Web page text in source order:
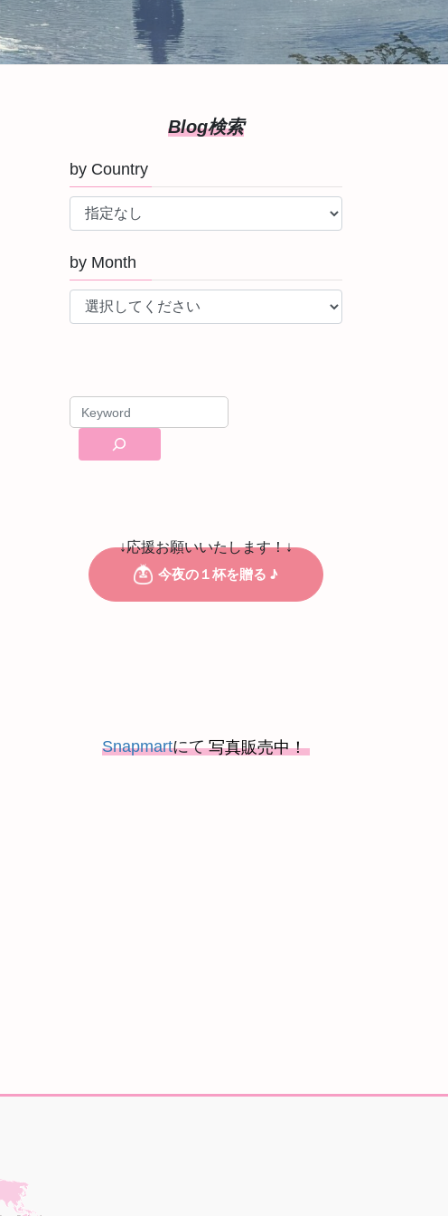
Blog検索
by Country
by Month
↓応援お願いいたします！↓
Snapmartにて写真販売中！